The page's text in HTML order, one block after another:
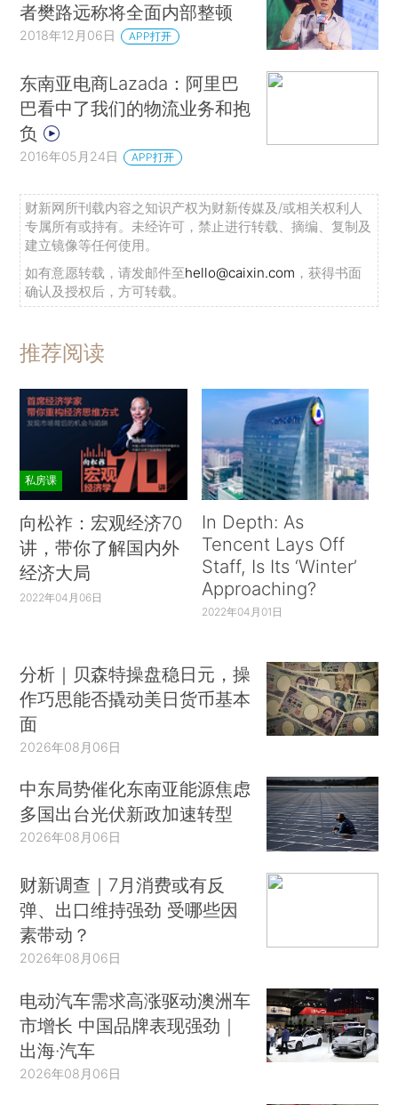
者樊路远称将全面内部整顿
2018年12月06日 APP打开
东南亚电商Lazada：阿里巴
巴看中了我们的物流业务和抱
负
2016年05月24日 APP打开
财新网所刊载内容之知识产权为财新传媒及/或相关权利人
专属所有或持有。未经许可，禁止进行转载、摘编、复制及
建立镜像等任何使用。
如有意愿转载，请发邮件至hello@caixin.com ，获得书面
确认及授权后，方可转载。
推荐阅读
私房课
向松祚：宏观经济70
讲，带你了解国内外
经济大局
2022年04月06日
In Depth: As
Tencent Lays Off
Staff, Is Its ‘Winter’
Approaching?
2022年04月01日
分析｜贝森特操盘稳日元，操
作巧思能否撬动美日货币基本
面
2026年08月06日
中东局势催化东南亚能源焦虑
多国出台光伏新政加速转型
2026年08月06日
财新调查｜7月消费或有反
弹、出口维持强劲 受哪些因
素带动？
2026年08月06日
电动汽车需求高涨驱动澳洲车
市增长 中国品牌表现强劲｜
出海·汽车
2026年08月06日